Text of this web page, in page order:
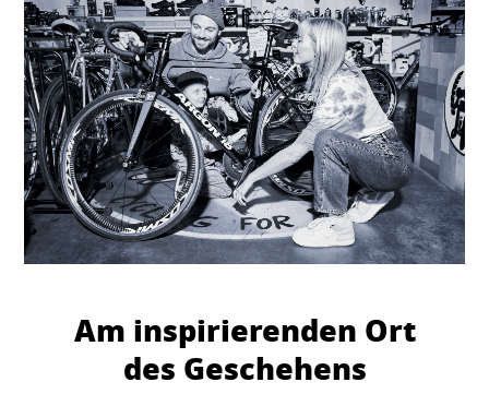
Am inspirierenden Ort
des Geschehens